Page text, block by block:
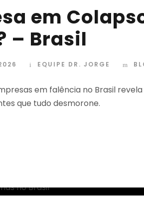
em
– Brasil
EQUIPE DR. JORGE
em falência no Brasil
que tudo desmorone.